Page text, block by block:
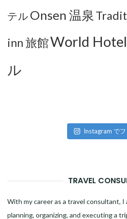
テルOnsen 温泉
inn 旅館World
ル
Instagram で
TRAVEL
With my career as a travel consultant, I
planning, organizing, and executing a